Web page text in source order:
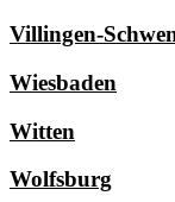
Villingen-
Wiesbaden
Witten
Wolfsburg